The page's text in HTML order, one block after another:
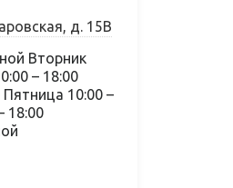
д. 15В
Вторник
– 18:00
Пятница 10:00 –
18:00